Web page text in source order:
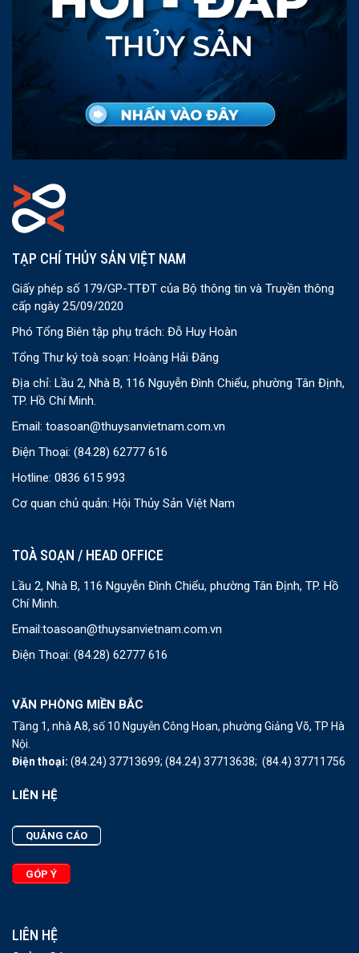
TẠP CHÍ THỦY SẢN VIỆT NAM
Giấy phép số 179/GP-TTĐT của Bộ thông tin và Truyền thông
cấp ngày 25/09/2020
Phó Tổng Biên tập phụ trách: Đỗ Huy Hoàn
Tổng Thư ký toà soạn: Hoàng Hải Đăng
Địa chỉ: Lầu 2, Nhà B, 116 Nguyễn Đình Chiểu, phường Tân Định,
TP. Hồ Chí Minh.
Email: toasoan@thuysanvietnam.com.vn
Điện Thoại: (84.28) 62777 616
Hotline: 0836 615 993
Cơ quan chủ quản: Hội Thủy Sản Việt Nam
TOÀ SOẠN / HEAD OFFICE
Lầu 2, Nhà B, 116 Nguyễn Đình Chiểu, phường Tân Định, TP. Hồ
Chí Minh.
Email:toasoan@thuysanvietnam.com.vn
Điện Thoại: (84.28) 62777 616
VĂN PHÒNG MIỀN BẮC
Tầng 1, nhà A8, số 10 Nguyễn Công Hoan, phường Giảng Võ, TP Hà
Nội.
Điện thoại: (84.24) 37713699; (84.24) 37713638; (84.4) 37711756
LIÊN HỆ
QUẢNG CÁO
GÓP Ý
LIÊN HỆ